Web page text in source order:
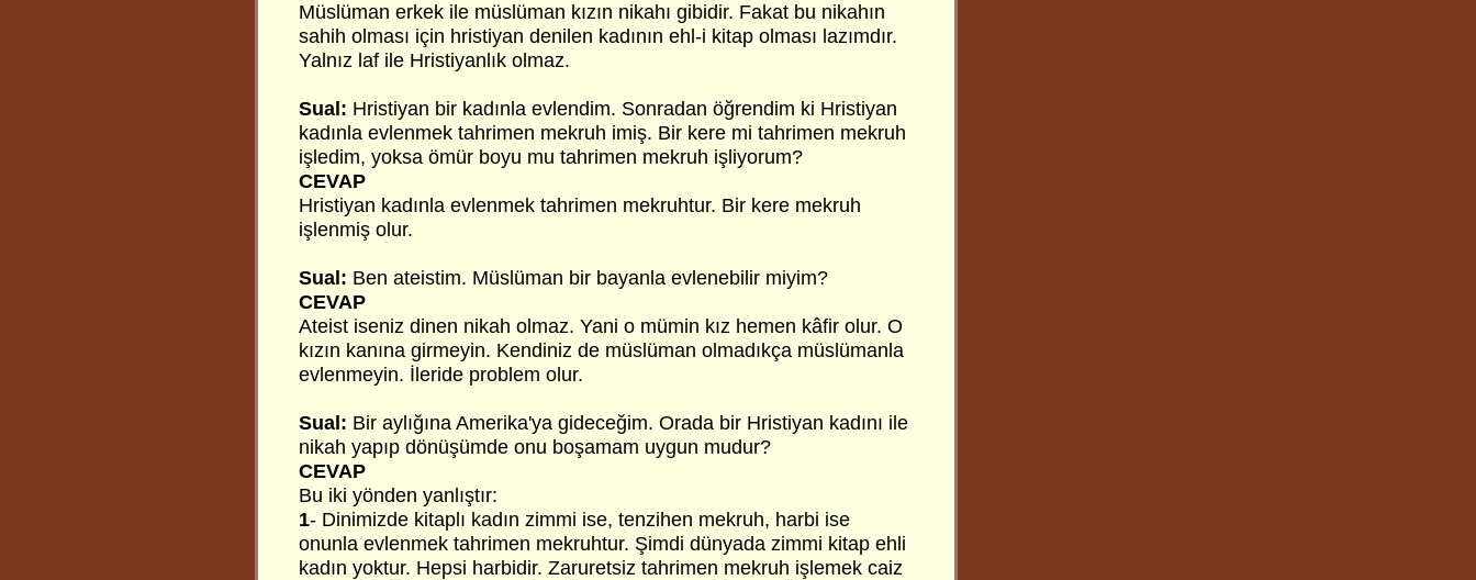
Müslüman erkek ile müslüman kızın nikahı gibidir. Fakat bu nikahın
sahih olması için hristiyan denilen kadının ehl-i kitap olması lazımdır.
Yalnız laf ile Hristiyanlık olmaz.
Sual: Hristiyan bir kadınla evlendim. Sonradan öğrendim ki Hristiyan
kadınla evlenmek tahrimen mekruh imiş. Bir kere mi tahrimen mekruh
işledim, yoksa ömür boyu mu tahrimen mekruh işliyorum?
CEVAP
Hristiyan kadınla evlenmek tahrimen mekruhtur. Bir kere mekruh
işlenmiş olur.
Sual: Ben ateistim. Müslüman bir bayanla evlenebilir miyim?
CEVAP
Ateist iseniz dinen nikah olmaz. Yani o mümin kız hemen kâfir olur. O
kızın kanına girmeyin. Kendiniz de müslüman olmadıkça müslümanla
evlenmeyin. İleride problem olur.
Sual: Bir aylığına Amerika'ya gideceğim. Orada bir Hristiyan kadını ile
nikah yapıp dönüşümde onu boşamam uygun mudur?
CEVAP
Bu iki yönden yanlıştır:
1- Dinimizde kitaplı kadın zimmi ise, tenzihen mekruh, harbi ise
onunla evlenmek tahrimen mekruhtur. Şimdi dünyada zimmi kitap ehli
kadın yoktur. Hepsi harbidir. Zaruretsiz tahrimen mekruh işlemek caiz